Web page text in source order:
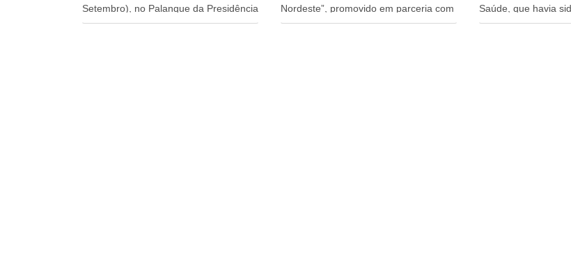
Setembro), no Palanque da Presidência
da República, onde foram abraçados
Nordeste”, promovido em parceria com
o Consórcio Nordeste. Na pauta do
Saúde, que havia
do terceiro governo